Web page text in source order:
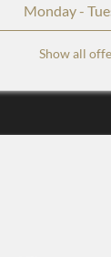
Monday -
Show all